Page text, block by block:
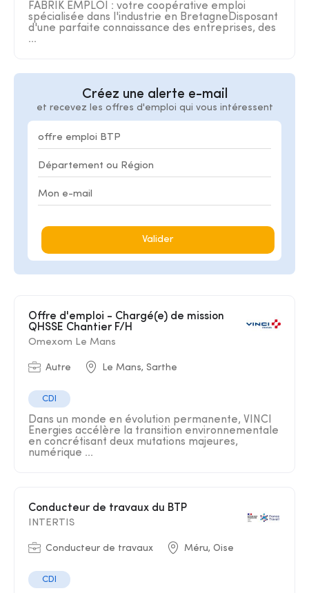
FABRIK EMPLOI : votre coopérative emploi
spécialisée dans l'industrie en BretagneDisposant
d'une parfaite connaissance des entreprises, des
...
Créez une alerte e-mail
et recevez les offres d'emploi qui vous intéressent
Valider
Offre d'emploi - Chargé(e) de mission
QHSSE Chantier F/H
Omexom Le Mans
Autre Le Mans, Sarthe
CDI
Dans un monde en évolution permanente, VINCI
Energies accélère la transition environnementale
en concrétisant deux mutations majeures,
numérique ...
Conducteur de travaux du BTP
INTERTIS
Conducteur de travaux Méru, Oise
CDI